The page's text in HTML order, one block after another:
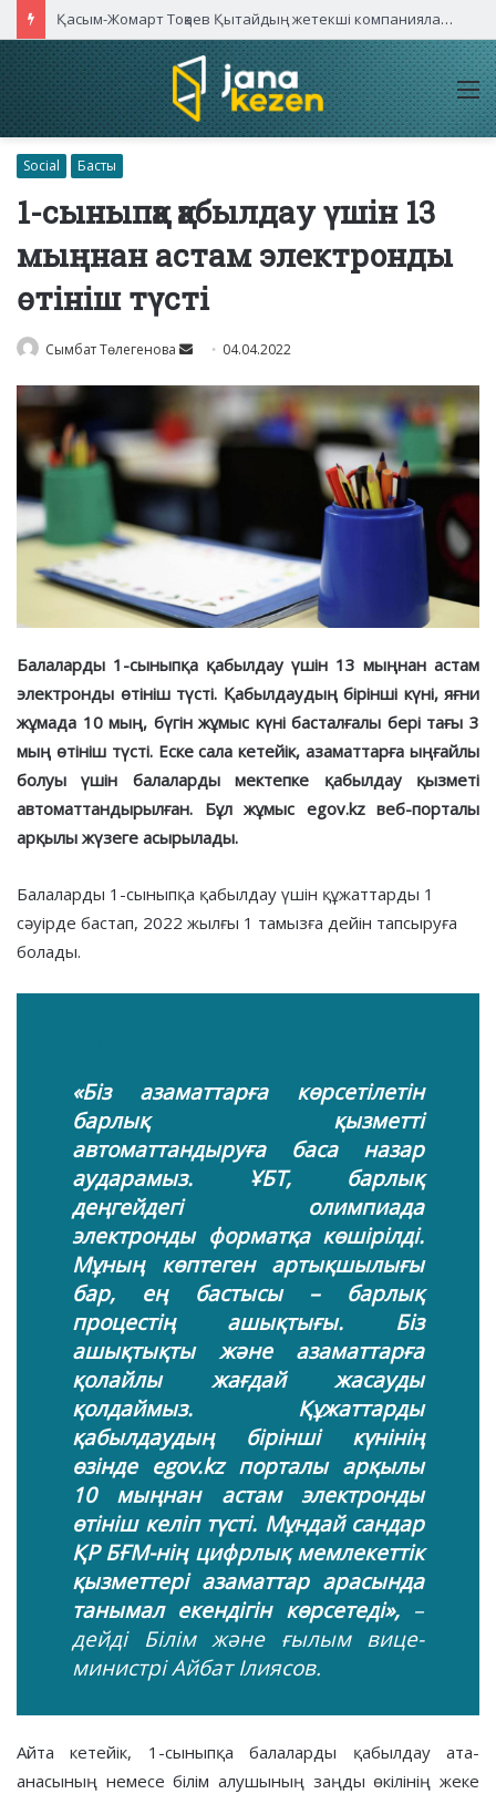
Қасым-Жомарт Тоқаев Қытайдың жетекші компаниялары басшыларымен кездесті
Social Басты
1-сыныпқа қабылдау үшін 13
мыңнан астам электронды
өтініш түсті
Сымбат Төлегенова
Send
email
04.04.2022
Балаларды 1-сыныпқа қабылдау үшін 13 мыңнан астам
электронды өтініш түсті. Қабылдаудың бірінші күні, яғни
жұмада 10 мың, бүгін жұмыс күні басталғалы бері тағы 3
мың өтініш түсті. Еске сала кетейік, азаматтарға ыңғайлы
болуы үшін балаларды мектепке қабылдау қызметі
автоматтандырылған. Бұл жұмыс egov.kz веб-порталы
арқылы жүзеге асырылады.
Балаларды 1-сыныпқа қабылдау үшін құжаттарды 1
сәуірде бастап, 2022 жылғы 1 тамызға дейін тапсыруға
болады.
«Біз азаматтарға көрсетілетін
барлық қызметті
автоматтандыруға баса назар
аударамыз. ҰБТ, барлық
деңгейдегі олимпиада
электронды форматқа көшірілді.
Мұның көптеген артықшылығы
бар, ең бастысы – барлық
процестің ашықтығы. Біз
ашықтықты және азаматтарға
қолайлы жағдай жасауды
қолдаймыз. Құжаттарды
қабылдаудың бірінші күнінің
өзінде egov.kz порталы арқылы
10 мыңнан астам электронды
өтініш келіп түсті. Мұндай сандар
ҚР БҒМ-нің цифрлық мемлекеттік
қызметтері азаматтар арасында
танымал екендігін көрсетеді»,–
дейді Білім және ғылым вице-
министрі Айбат Ілиясов.
Айта кетейік, 1-сыныпқа балаларды қабылдау ата-
анасының немесе білім алушының заңды өкілінің жеке